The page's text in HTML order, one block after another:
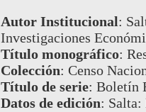
Autor Institucional:
Investigaciones
Título monográfico:
Colección: Censo
Título de serie: Boletín
Datos de edición: Salta: